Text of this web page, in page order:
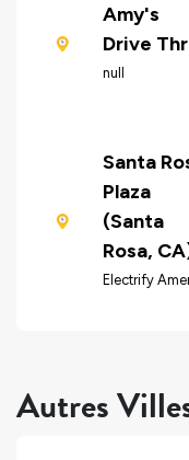
Amy's
Drive
null
Santa
Plaza
(Santa
Rosa,
Electrify
Autres